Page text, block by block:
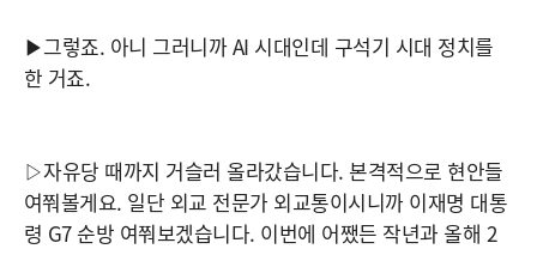
▶그렇죠. 아니 그러니까 AI 시대인데 구석기 시대 정치를
한 거죠.
▷자유당 때까지 거슬러 올라갔습니다. 본격적으로 현안들
여쭤볼게요. 일단 외교 전문가 외교통이시니까 이재명 대통
령 G7 순방 여쭤보겠습니다. 이번에 어쨌든 작년과 올해 2